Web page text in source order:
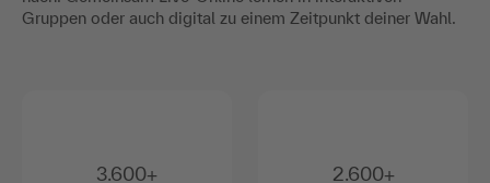
Gruppen oder auch digital zu einem Zeitpunkt deiner Wahl.
3.600+
2.600+